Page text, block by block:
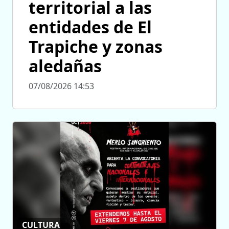
territorial a las
entidades de El
Trapiche y zonas
aledañas
07/08/2026 14:53
CULTURA